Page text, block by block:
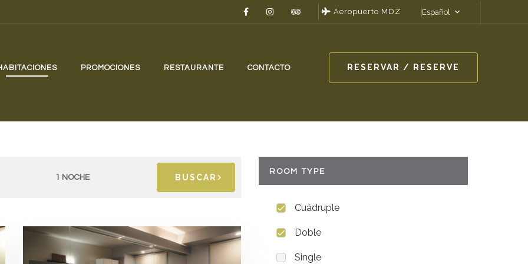
Aeropuerto MDZ Español
PROMOCIONES RESTAURANTE CONTACTO RESERVAR / RESERVE
1 NOCHE BUSCAR
ROOM TYPE
Cuádruple
Doble
Single